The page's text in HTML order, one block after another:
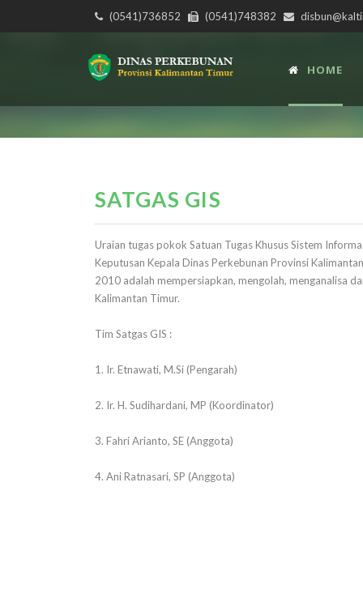
(0541)736852 (0541)748382
HOME
SATGAS GIS
Uraian tugas pokok Satuan Tugas Khusus Sistem
Keputusan Kepala Dinas Perkebunan Provinsi
2010 adalah mempersiapkan, mengolah, menganalisa
Kalimantan Timur.
Tim Satgas GIS :
1. Ir. Etnawati, M.Si (Pengarah)
2. Ir. H. Sudihardani, MP (Koordinator)
3. Fahri Arianto, SE (Anggota)
4. Ani Ratnasari, SP (Anggota)